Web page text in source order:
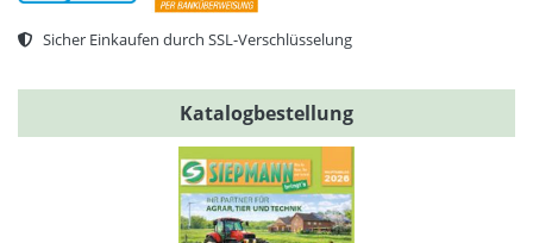
Sicher Einkaufen durch SSL-Verschlüsselung
Katalogbestellung